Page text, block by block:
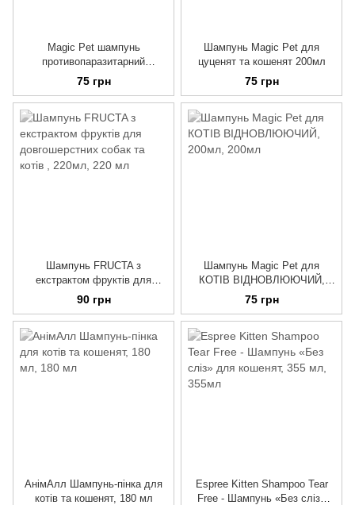
Magic Pet шампунь
противопаразитарний
шампунь для котів 200мл
75 грн
Шампунь Magic Pet для
цуценят та кошенят 200мл
75 грн
Шампунь FRUCTA з
екстрактом фруктів для
довгошерстних собак та котів
, 220мл
90 грн
Шампунь Magic Pet для
КОТІВ ВІДНОВЛЮЮЧИЙ,
200мл
75 грн
АнімАлл Шампунь-пінка для
котів та кошенят, 180 мл
Espree Kitten Shampoo Tear
Free - Шампунь «Без сліз»